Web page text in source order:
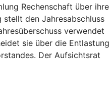
Rechenschaft über ihre
stellt den Jahresabschluss
verwendet
sie über die Entlastung
Der Aufsichtsrat